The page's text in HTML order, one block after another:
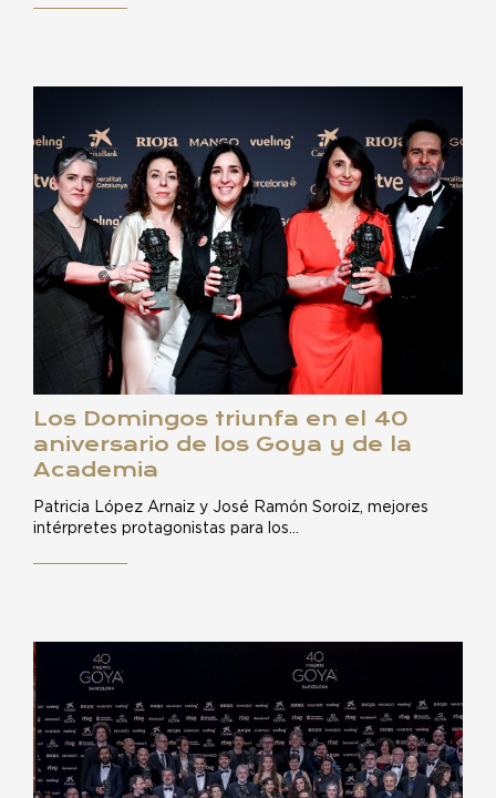
Los Domingos triunfa en el 40
aniversario de los Goya y de la
Academia
Patricia López Arnaiz y José Ramón Soroiz, mejores
intérpretes protagonistas para los…